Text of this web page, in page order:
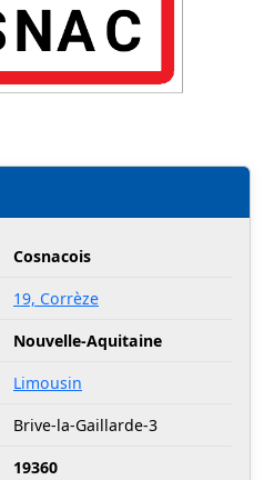
Cosnacois
19, Corrèze
Nouvelle-Aquitaine
Limousin
Brive-la-Gaillarde-3
19360